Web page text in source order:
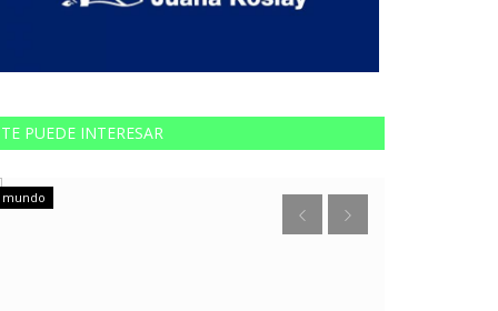
TE PUEDE INTERESAR
mundo